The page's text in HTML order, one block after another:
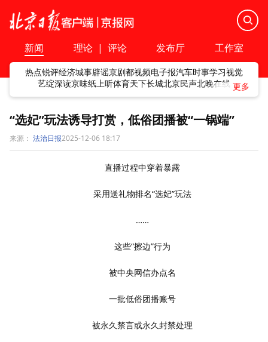
新闻 理论 | 评论 发布厅 工作室
热点锐评经济城事辟谣京剧都视频电子报汽车时事学习视觉
艺绽深读京味纸上听体育天下长城北京民声北晚在线
“选妃”玩法诱导打赏，低俗团播被“一锅端”
来源： 法治日报2025-12-06 18:17
直播过程中穿着暴露
采用送礼物排名“选妃”玩法
……
这些“擦边”行为
被中央网信办点名
一批低俗团播账号
被永久禁言或永久封禁处理